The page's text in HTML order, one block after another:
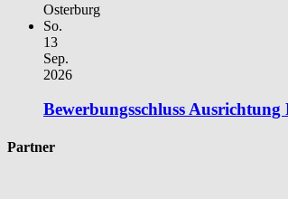
Osterburg
So.
13
Sep.
2026
Bewerbungsschluss
Partner